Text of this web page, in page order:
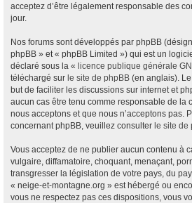
acceptez d’être légalement responsable des
jour.
Nos forums sont développés par phpBB
phpBB » et « phpBB Limited ») qui est un
déclaré sous la « licence publique générale
téléchargé sur le site de phpBB (en anglais).
but de faciliter les discussions sur internet et
aucun cas être tenu comme responsable de la
nous acceptons et que nous n’acceptons pas.
concernant phpBB, veuillez consulter le site de
Vous acceptez de ne publier aucun contenu à
vulgaire, diffamatoire, choquant, menaçant,
transgresser la législation de votre pays, du
« neige-et-montagne.org » est hébergé ou
vous ne respectez pas ces dispositions, vous